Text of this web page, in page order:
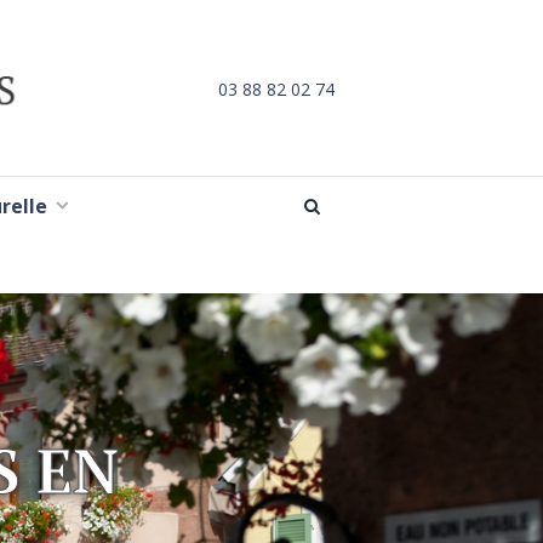
03 88 82 02 74
EN